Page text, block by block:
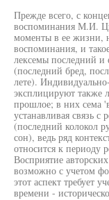
Прежде всего, с
воспоминания М.И.
моменты в ее жизни,
воспоминания, и
лексемы последний и
(последний бред,
лете).
эксплицируют также
прошлое; в них сема
устанавливая связь
(последний колокол
сон), ведь ряд
относится к периоду
Восприятие
возможно с учетом
этот аспект требует
времени -